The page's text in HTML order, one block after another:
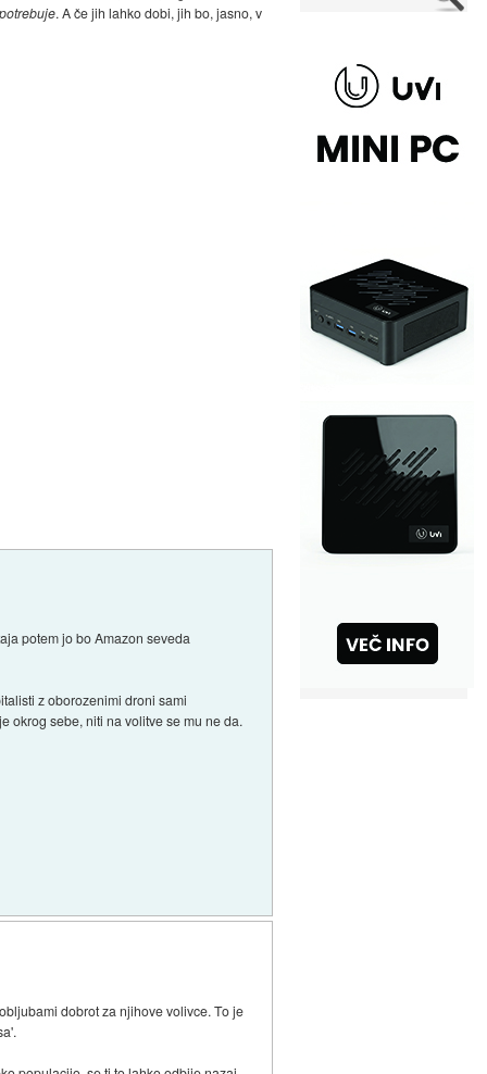
potrebuje. A če jih lahko dobi, jih bo, jasno, v
potem jo bo Amazon seveda
z oborozenimi droni sami
okrog sebe, niti na volitve se mu ne da.
dobrot za njihove volivce. To je